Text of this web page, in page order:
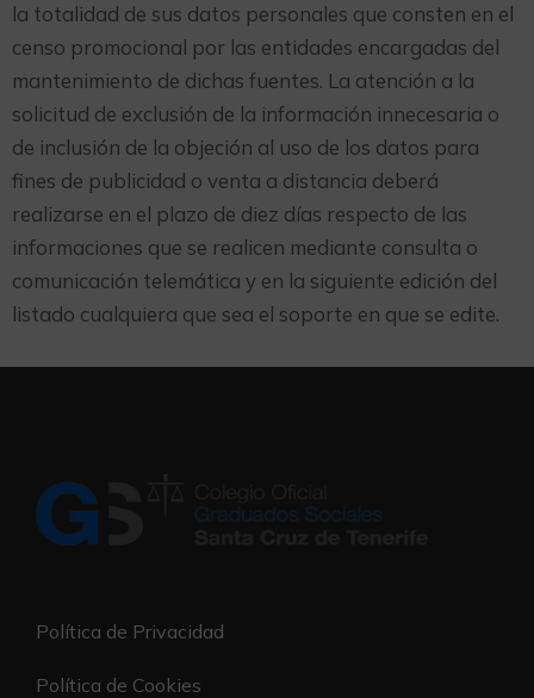
la totalidad de sus datos personales que consten en el
censo promocional por las entidades encargadas del
mantenimiento de dichas fuentes. La atención a la
solicitud de exclusión de la información innecesaria o
de inclusión de la objeción al uso de los datos para
fines de publicidad o venta a distancia deberá
realizarse en el plazo de diez días respecto de las
informaciones que se realicen mediante consulta o
comunicación telemática y en la siguiente edición del
listado cualquiera que sea el soporte en que se edite.
Política de Privacidad
Política de Cookies